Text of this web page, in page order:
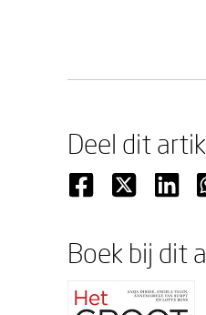
Deel dit
Boek bij dit